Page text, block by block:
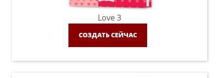
Love 3
СОЗДАТЬ СЕЙЧАС